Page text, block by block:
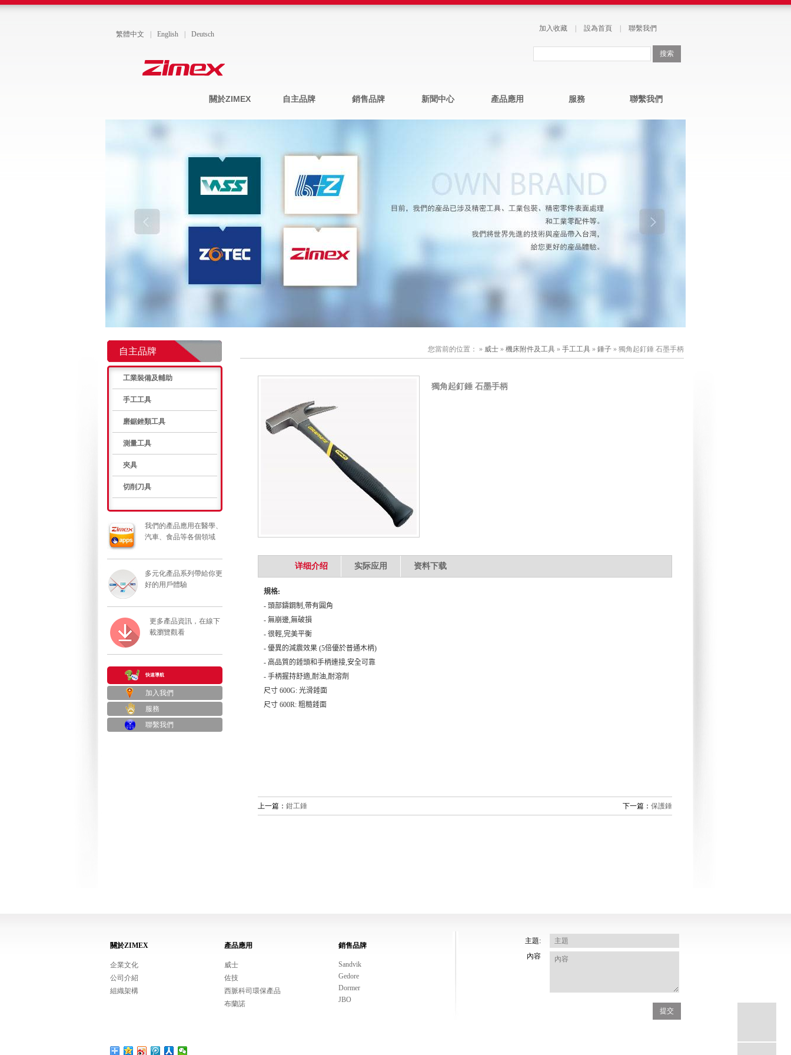
繁體中文 English Deutsch
加入收藏 設為首頁 聯繫我們
關於ZIMEX 自主品牌 銷售品牌 新聞中心 產品應用 服務 聯繫我們
自主品牌
工業裝備及輔助
手工工具
磨鋸銼類工具
測量工具
夾具
切削刀具
我們的產品應用在醫學、
汽車、食品等各個領域
多元化產品系列帶給你更
好的用戶體驗
更多產品資訊，在線下
載瀏覽觀看
快速導航
加入我們
服務
聯繫我們
您當前的位置： » 威士 » 機床附件及工具 » 手工工具 » 錘子 » 獨角起釘錘 石墨手柄
獨角起釘錘 石墨手柄
详细介绍 实际应用 资料下载
規格:
- 頭部鑄鋼制 ,帶有圓角
- 無崩邊,無破損
- 很輕,完美平衡
- 優異的減震效果 (5倍優於普通木柄)
- 高品質的錘頭和手柄連接,安全可靠
- 手柄握持舒適,耐油,耐溶劑
尺寸 600G: 光滑錘面
尺寸 600R: 粗糙錘面
上一篇： 鉗工錘 下一篇： 保護錘
關於ZIMEX
企業文化
公司介紹
組織架構
產品應用
威士
佐技
西脈科司環保產品
布蘭諾
銷售品牌
Sandvik
Gedore
Dormer
JBO
主題:
內容
提交